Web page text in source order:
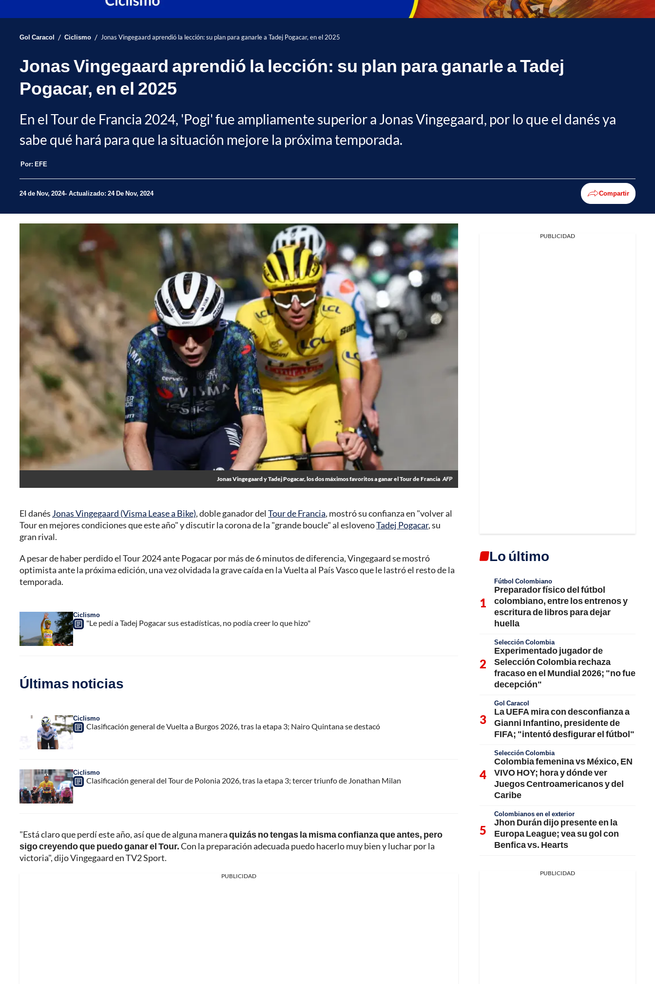
Gol Caracol / Ciclismo / Jonas Vingegaard aprendió la lección: su plan para ganarle a Tadej Pogacar, en el 2025
Jonas Vingegaard aprendió la lección: su plan para ganarle a Tadej
Pogacar, en el 2025
En el Tour de Francia 2024, 'Pogi' fue ampliamente superior a Jonas Vingegaard, por lo que el danés ya
sabe qué hará para que la situación mejore la próxima temporada.
Por: EFE
24 de Nov, 2024 Actualizado: 24 De Nov, 2024 Compartir
Jonas Vingegaard y Tadej Pogacar, los dos máximos favoritos a ganar el Tour de Francia AFP
El danés Jonas Vingegaard (Visma Lease a Bike), doble ganador del Tour de Francia, mostró su confianza en "volver al
Tour en mejores condiciones que este año" y discutir la corona de la "grande boucle" al eslovenoTadej Pogacar, su
gran rival.
A pesar de haber perdido el Tour 2024 ante Pogacar por más de 6 minutos de diferencia, Vingegaard se mostró
optimista ante la próxima edición, una vez olvidada la grave caída en la Vuelta al País Vasco que le lastró el resto de la
temporada.
Ciclismo
"Le pedí a Tadej Pogacar sus estadísticas, no podía creer lo que hizo"
Últimas noticias
Ciclismo
Clasificación general de Vuelta a Burgos 2026, tras la etapa 3; Nairo Quintana se destacó
Ciclismo
Clasificación general del Tour de Polonia 2026, tras la etapa 3; tercer triunfo de Jonathan Milan
"Está claro que perdí este año, así que de alguna maneraquizás no tengas la misma confianza que antes, pero
sigo creyendo que puedo ganar el Tour.Con la preparación adecuada puedo hacerlo muy bien y luchar por la
victoria", dijo Vingegaard en TV2 Sport.
PUBLICIDAD
PUBLICIDAD
Lo último
Fútbol Colombiano
Preparador físico del fútbol
colombiano, entre los entrenos y
escritura de libros para dejar
huella
Selección Colombia
Experimentado jugador de
Selección Colombia rechaza
fracaso en el Mundial 2026; "no fue
decepción"
Gol Caracol
La UEFA mira con desconfianza a
Gianni Infantino, presidente de
FIFA; "intentó desfigurar el fútbol"
Selección Colombia
Colombia femenina vs México, EN
VIVO HOY; hora y dónde ver
Juegos Centroamericanos y del
Caribe
Colombianos en el exterior
Jhon Durán dijo presente en la
Europa League; vea su gol con
Benfica vs. Hearts
PUBLICIDAD